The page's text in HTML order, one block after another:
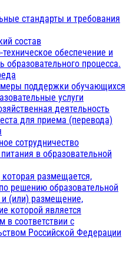
стандарты и требования
состав
обеспечение и
образовательного процесса.
поддержки обучающихся
услуги
деятельность
для приема (перевода)
сотрудничество
в образовательной
размещается,
решению образовательной
и (или) размещение,
которой является
в соответствии с
Российской Федерации